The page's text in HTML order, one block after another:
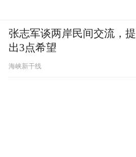
张志军谈两岸民间交流，提
出3点希望
海峡新干线